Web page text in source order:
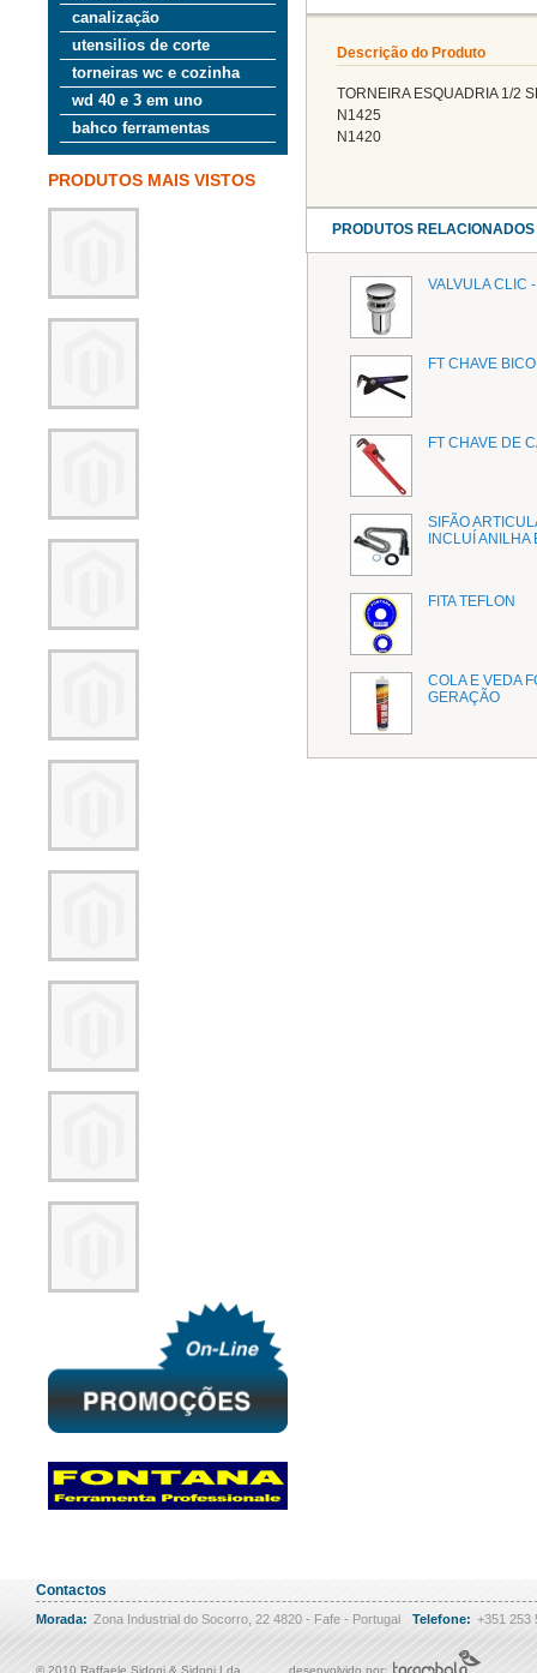
canalização
utensilios de corte
torneiras wc e cozinha
wd 40 e 3 em uno
bahco ferramentas
PRODUTOS MAIS VISTOS
Descrição do Produto
TORNEIRA ESQUADRIA 1/2
N1425
N1420
PRODUTOS RELACIONADOS
VALVULA CLIC
FT CHAVE
FT CHAVE DE
SIFÃO
INCLUÍ ANILHA
FITA TEFLON
COLA E VEDA
GERAÇÃO
Contactos
Morada: Zona Industrial do Socorro, 22 4820 - Fafe - Portugal Telefone: +351 253
© 2010 Raffaele Sidoni & Sidoni Lda desenvolvido por: